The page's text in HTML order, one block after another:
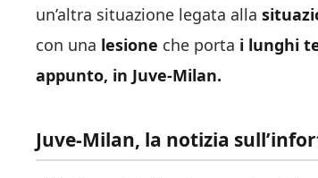
un’altra situazione legata alla
con una lesione che porta i lunghi
appunto, in Juve-Milan.
Juve-Milan, la notizia